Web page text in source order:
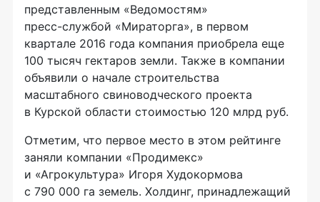
представленным «Ведомостям»
пресс-службой «Мираторга», в первом
квартале 2016 года компания приобрела еще
100 тысяч гектаров земли. Также в компании
объявили о начале строительства
масштабного свиноводческого проекта
в Курской области стоимостью 120 млрд руб.
Отметим, что первое место в этом рейтинге
заняли компании «Продимекс»
и «Агрокультура» Игоря Худокормова
с 790 000 га земель. Холдинг, принадлежащий